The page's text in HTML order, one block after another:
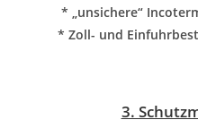
* „unsichere“
* Zoll- und
3.